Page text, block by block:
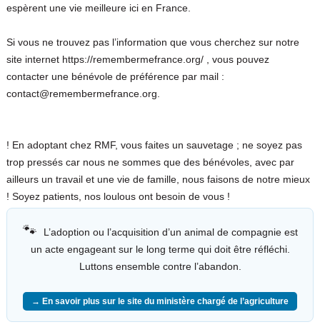
espèrent une vie meilleure ici en France.
Si vous ne trouvez pas l’information que vous cherchez sur notre
site internet https://remembermefrance.org/ , vous pouvez
contacter une bénévole de préférence par mail :
contact@remembermefrance.org.
! En adoptant chez RMF, vous faites un sauvetage ; ne soyez pas
trop pressés car nous ne sommes que des bénévoles, avec par
ailleurs un travail et une vie de famille, nous faisons de notre mieux
! Soyez patients, nos loulous ont besoin de vous !
🐾
L’adoption ou l’acquisition d’un animal de compagnie est
un acte engageant sur le long terme qui doit être réfléchi.
Luttons ensemble contre l’abandon.
→ En savoir plus sur le site du ministère chargé de l’agriculture